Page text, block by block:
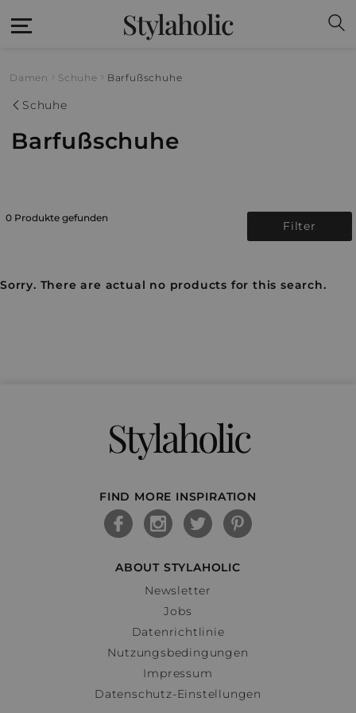
Stylaholic
Damen Schuhe Barfußschuhe
Schuhe
Barfußschuhe
0 Produkte gefunden
Filter
Sorry. There are actual no products for this search.
Stylaholic
FIND MORE INSPIRATION
ABOUT STYLAHOLIC
Newsletter
Jobs
Datenrichtlinie
Nutzungsbedingungen
Impressum
Datenschutz-Einstellungen